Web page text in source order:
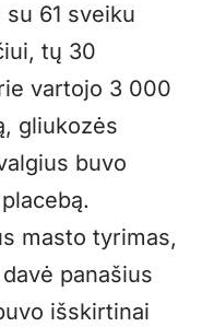
61 sveiku
tų 30
vartojo 3 000
gliukozės
buvo
masto tyrimas,
panašius
išskirtinai